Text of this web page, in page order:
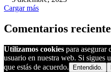
Cargar más
Comentarios
Utilizamos cookies para asegurar
usuario en nuestra web. Si sigues
que estás de acuerdo.
Entendido.